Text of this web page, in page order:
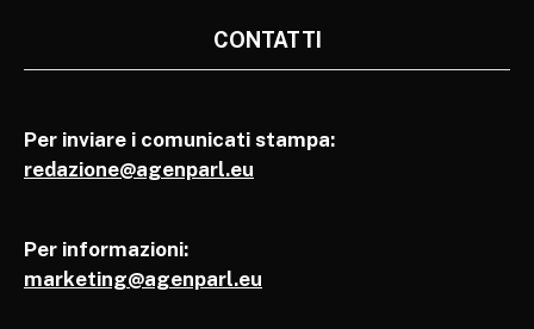
CONTATTI
Per inviare i comunicati stampa:
redazione@agenparl.eu
Per informazioni:
marketing@agenparl.eu